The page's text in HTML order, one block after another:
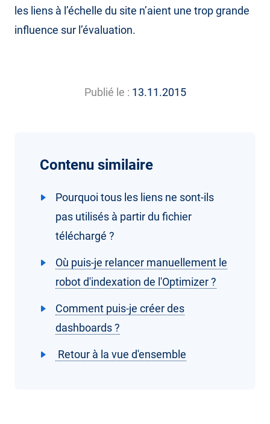
les liens à l’échelle du site n’aient une trop grande
influence sur l’évaluation.
Publié le : 13.11.2015
Contenu similaire
Pourquoi tous les liens ne sont-ils
pas utilisés à partir du fichier
téléchargé ?
Où puis-je relancer manuellement le
robot d'indexation de l'Optimizer ?
Comment puis-je créer des
dashboards ?
Retour à la vue d'ensemble